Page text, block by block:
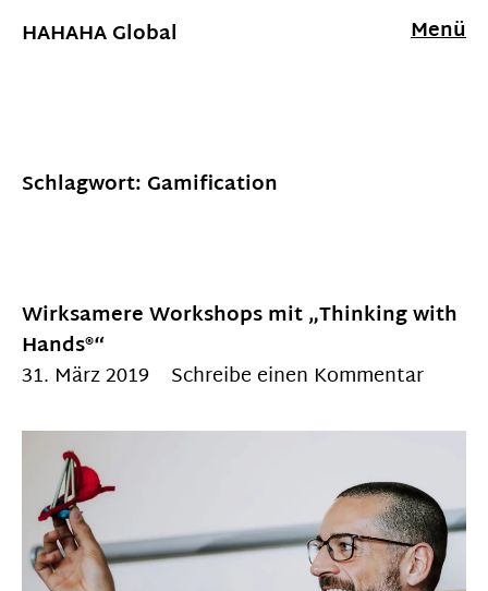
HAHAHA Global Menü
Schlagwort: Gamification
Wirksamere Workshops mit „Thinking with
Hands®“
31. März 2019
Schreibe einen Kommentar